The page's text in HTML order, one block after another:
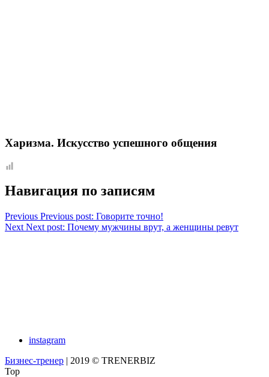
Харизма. Искусство успешного общения
Навигация по записям
Previous Previous post: Говорите точно!
Next Next post: Почему мужчины врут, а женщины ревут
instagram
Бизнес-тренер | 2019 © TRENERBIZ
Top